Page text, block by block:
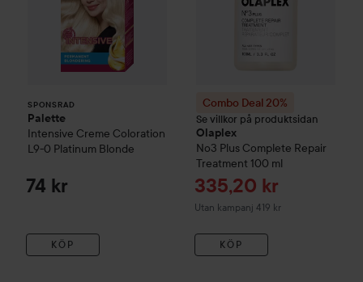
SPONSRAD
Palette
Intensive Creme Coloration
L9-0 Platinum Blonde
74 kr
KÖP
Combo Deal 20%
Se villkor på produktsidan
Olaplex
No3 Plus Complete Repair
Treatment 100 ml
Reapris
335,20 kr
Utan kampanj 419 kr
KÖP